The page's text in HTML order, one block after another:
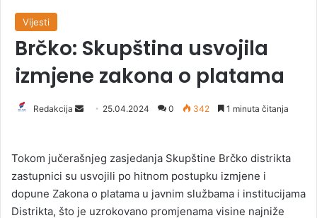
Vijesti
Brčko: Skupština usvojila
izmjene zakona o platama
Redakcija
d
a
n
e
25.04.2024 0 342 1 minuta čitanja
Tokom jučerašnjeg zasjedanja Skupštine Brčko distrikta
zastupnici su usvojili po hitnom postupku izmjene i
dopune Zakona o platama u javnim službama i institucijama
Distrikta, što je uzrokovano promjenama visine najniže